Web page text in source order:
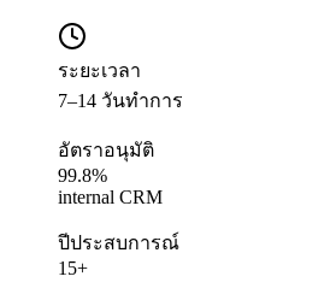
ระยะเวลา
7–14 วันทำการ
อัตราอนุมัติ
99.8%
internal CRM
ปีประสบการณ์
15+